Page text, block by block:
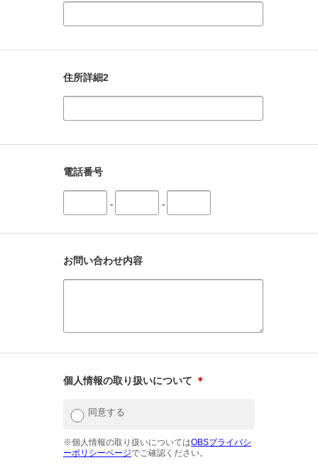
住所詳細2
電話番号
- -
お問い合わせ内容
個人情報の取り扱いについて ＊
同意する
※個人情報の取り扱いについてはOBSプライバシ
ーポリシーページでご確認ください。